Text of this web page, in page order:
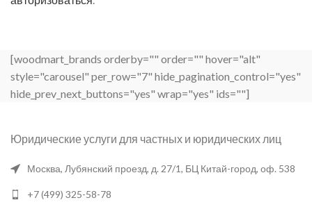
[woodmart_brands orderby="" order="" hover="alt"
style="carousel" per_row="7" hide_pagination_control="yes"
hide_prev_next_buttons="yes" wrap="yes" ids=""]
Юридические услуги для частных и юридических лиц
Москва, Лубянский проезд, д. 27/1, БЦ Китай-город, оф. 538
+7 (499) 325-58-78